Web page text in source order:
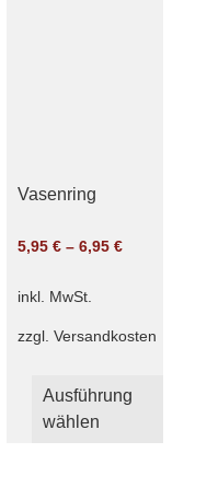
Produkt
Vasenring
5,95 €– 6,95 €
inkl. MwSt.
zzgl. Versandkosten
Ausführung
wählen